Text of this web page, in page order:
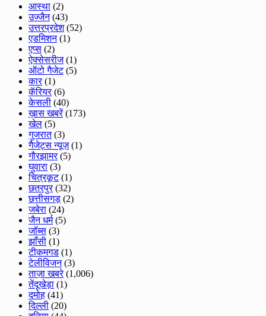
आस्था (2)
उज्जैन(43)
उत्तरप्रदेश(52)
एडमिशन(1)
एप्स (2)
ऐक्सेसरीज(1)
ऑटो गैजेट(5)
कार(1)
कॅरियर(6)
केसली (40)
ख़ास खबरें(173)
खेल (5)
गुजरात(3)
गैजेट्स न्यूज़(1)
गौरझामर(5)
घुवारा (3)
चित्रकूट(1)
छतरपुर(32)
छत्तीसगड़ (2)
जबेरा (24)
जैन धर्म(5)
जॉब्स (3)
झाँसी (1)
टीकमगड (1)
टेलीविजन(3)
ताज़ा खबरे(1,006)
तेंदूखेड़ा (1)
दमोह (41)
दिल्ली (20)